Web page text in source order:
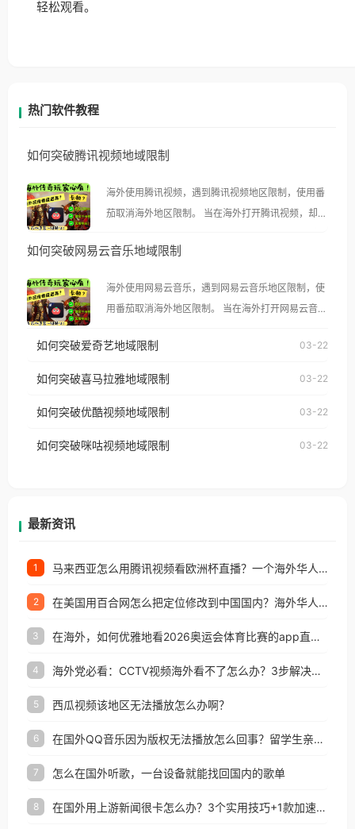
轻松观看。
热门软件教程
如何突破腾讯视频地域限制
海外使用腾讯视频，遇到腾讯视频地区限制，使用番
茄取消海外地区限制。 当在海外打开腾讯视频，却突
示语。 海外用户如香港、澳门、台湾、美国、加拿
像其他音乐平台一样，出现地区及版权限制问题，且
仅能在中国大陆地区播放。 遇到这个问题的朋友们，
使用番茄回国加速器，即可解决「海外用户收听腾讯
台湾、美国、加拿大、澳大利亚、欧洲等国家和地区
权限制所困扰。
如何突破网易云音乐地域限制
海外使用网易云音乐，遇到网易云音乐地区限制，使
用番茄取消海外地区限制。 当在海外打开网易云音
播放”的提示语。 海外用户如香港、澳门、台湾、美
国、加拿大、澳大利亚、欧洲等国家和地区时，网易
制问题，且仅能在中国大陆地区播放。 遇到这个问题
户收听网易云音乐地区版权限制」的问题，无论人在
如何突破爱奇艺地域限制 03-22
如何突破喜马拉雅地域限制 03-22
如何突破优酷视频地域限制 03-22
如何突破咪咕视频地域限制 03-22
最新资讯
1 马来西亚怎么用腾讯视频看欧洲杯直播？一个海外华人的真实困扰与破解
2 在美国用百合网怎么把定位修改到中国国内？海外华人必备的回国加速指南
3 在海外，如何优雅地看2026奥运会体育比赛的app直播？
4 海外党必看：CCTV视频海外看不了怎么办？3步解决地区限制+追剧自由
5 西瓜视频该地区无法播放怎么办啊？
6 在国外QQ音乐因为版权无法播放怎么回事？留学生亲测有效的解决办法
7 怎么在国外听歌，一台设备就能找回国内的歌单
8 在国外用上游新闻很卡怎么办？3个实用技巧+1款加速器解决海外看国内内容难题